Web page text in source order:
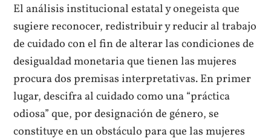
El análisis institucional estatal y onegeista que
sugiere reconocer, redistribuir y reducir al trabajo
de cuidado con el fin de alterar las condiciones de
desigualdad monetaria que tienen las mujeres
procura dos premisas interpretativas. En primer
lugar, descifra al cuidado como una “práctica
odiosa” que, por designación de género, se
constituye en un obstáculo para que las mujeres